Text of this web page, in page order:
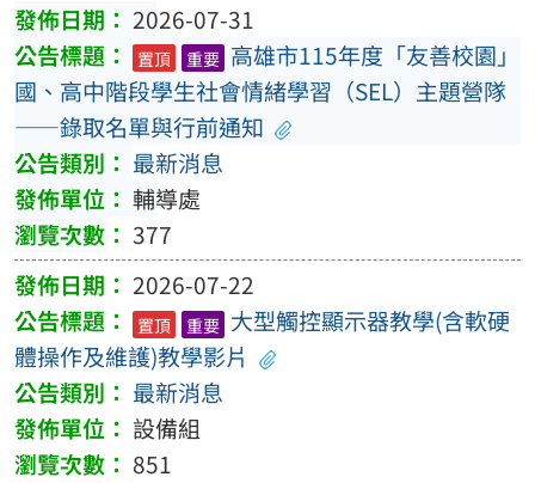
2026-07-31
置頂 重要 高雄市115年度「友善校園」
國、高中階段學生社會情緒學習（SEL）主題營隊
——錄取名單與行前通知
最新消息
輔導處
377
2026-07-22
置頂 重要 大型觸控顯示器教學(含軟硬
體操作及維護)教學影片
最新消息
設備組
851